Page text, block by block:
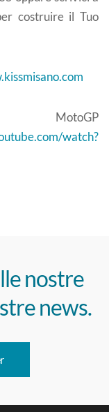
costruire il Tuo
watch?
nostre
news.